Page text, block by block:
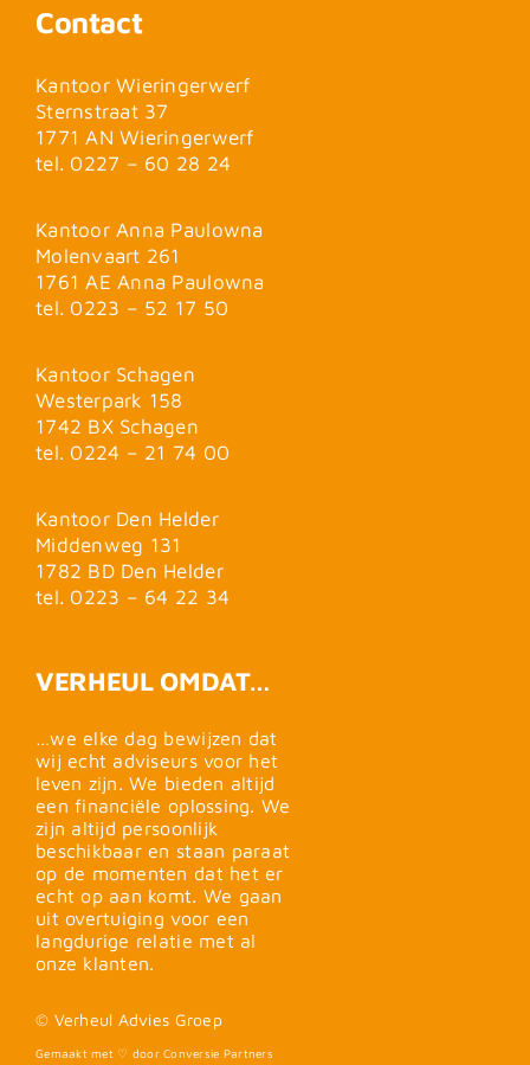
Contact
Kantoor Wieringerwerf
Sternstraat 37
1771 AN Wieringerwerf
tel. 0227 – 60 28 24
Kantoor Anna Paulowna
Molenvaart 261
1761 AE Anna Paulowna
tel. 0223 – 52 17 50
Kantoor Schagen
Westerpark 158
1742 BX Schagen
tel. 0224 – 21 74 00
Kantoor Den Helder
Middenweg 131
1782 BD Den Helder
tel. 0223 – 64 22 34
VERHEUL OMDAT…
…we elke dag bewijzen dat
wij echt adviseurs voor het
leven zijn. We bieden altijd
een financiële oplossing. We
zijn altijd persoonlijk
beschikbaar en staan paraat
op de momenten dat het er
echt op aan komt. We gaan
uit overtuiging voor een
langdurige relatie met al
onze klanten.
© Verheul Advies Groep
Gemaakt met ♡ door Conversie Partners